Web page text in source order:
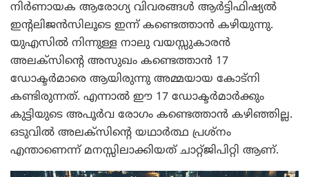
നിർണായക ആരോഗ്യ വിവരങ്ങൾ ആർട്ടിഫിഷ്യൽ
ഇന്റലിജൻസിലൂടെ ഇന്ന് കണ്ടെത്താൻ കഴിയുന്നു.
യുഎസിൽ നിന്നുള്ള നാലു വയസ്സുകാരൻ
അലക്സിന്റെ അസുഖം കണ്ടെത്താൻ 17
ഡോക്ടർമാരെ ആയിരുന്നു അമ്മയായ കോട്നി
കണ്ടിരുന്നത്. എന്നാൽ ഈ 17 ഡോക്ടർമാർക്കും
കുട്ടിയുടെ അപൂർവ രോഗം കണ്ടെത്താൻ കഴിഞ്ഞില്ല.
ഒടുവിൽ അലക്സിന്റെ യഥാർത്ഥ പ്രശ്നം
എന്താണെന്ന് മനസ്സിലാക്കിയത് ചാറ്റ്ജിപിറ്റി ആണ്.